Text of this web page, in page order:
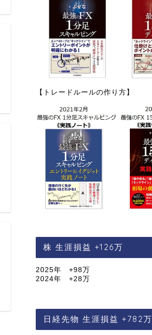
【トレードルールの作り方】
株 生涯損益 +126万
2025年 +98万
2024年 +28万
日経先物 生涯損益 +782万